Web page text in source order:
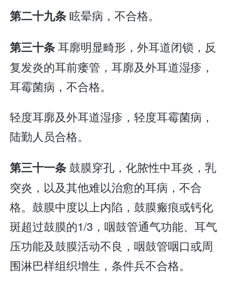
第二十九条 眩晕病，不合格。
第三十条耳廓明显畸形，外耳道闭锁，反
复发炎的耳前瘘管，耳廓及外耳道湿疹，
耳霉菌病，不合格。
轻度耳廓及外耳道湿疹，轻度耳霉菌病，
陆勤人员合格。
第三十一条鼓膜穿孔，化脓性中耳炎，乳
突炎，以及其他难以治愈的耳病，不合
格。鼓膜中度以上内陷，鼓膜瘢痕或钙化
斑超过鼓膜的1/3，咽鼓管通气功能、耳气
压功能及鼓膜活动不良，咽鼓管咽口或周
围淋巴样组织增生，条件兵不合格。